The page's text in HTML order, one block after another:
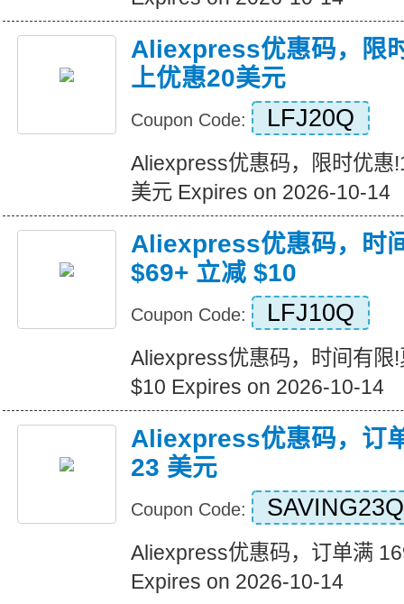
Aliexpress优惠码，限
上优惠20美元
Coupon Code: LFJ20Q
Aliexpress优惠码，限时优惠
美元 Expires on 2026-10-14
Aliexpress优惠码，时
$69+ 立减 $10
Coupon Code: LFJ10Q
Aliexpress优惠码，时间有限
$10 Expires on 2026-10-14
Aliexpress优惠码，订
23 美元
Coupon Code: SAVING23Q
Aliexpress优惠码，订单满
Expires on 2026-10-14